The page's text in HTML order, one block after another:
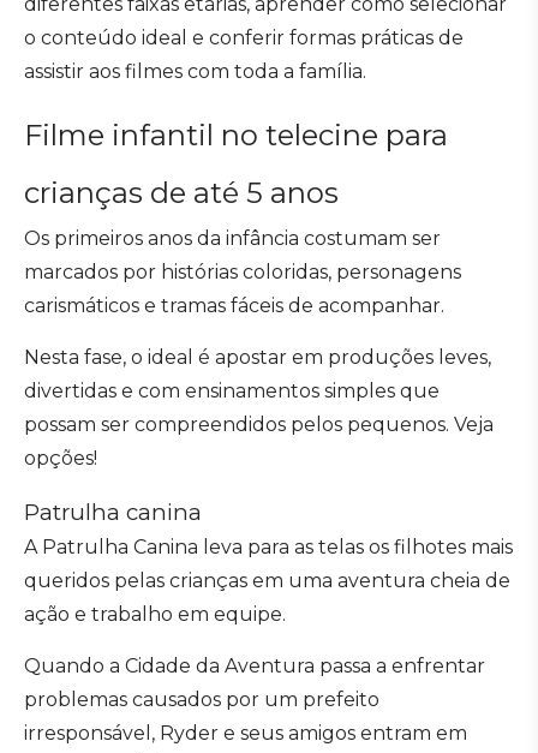
o conteúdo ideal e conferir formas práticas de
assistir aos filmes com toda a família.
Filme infantil no telecine para
crianças de até 5 anos
Os primeiros anos da infância costumam ser
marcados por histórias coloridas, personagens
carismáticos e tramas fáceis de acompanhar.
Nesta fase, o ideal é apostar em produções leves,
divertidas e com ensinamentos simples que
possam ser compreendidos pelos pequenos. Veja
opções!
Patrulha canina
A Patrulha Canina leva para as telas os filhotes mais
queridos pelas crianças em uma aventura cheia de
ação e trabalho em equipe.
Quando a Cidade da Aventura passa a enfrentar
problemas causados por um prefeito
irresponsável, Ryder e seus amigos entram em